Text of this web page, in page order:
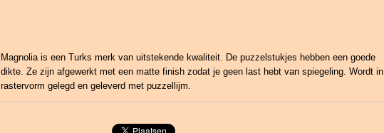
Magnolia is een Turks merk van uitstekende kwaliteit. De puzzelstukjes hebben een goede
dikte. Ze zijn afgewerkt met een matte finish zodat je geen last hebt van spiegeling. Wordt in
rastervorm gelegd en geleverd met puzzellijm.